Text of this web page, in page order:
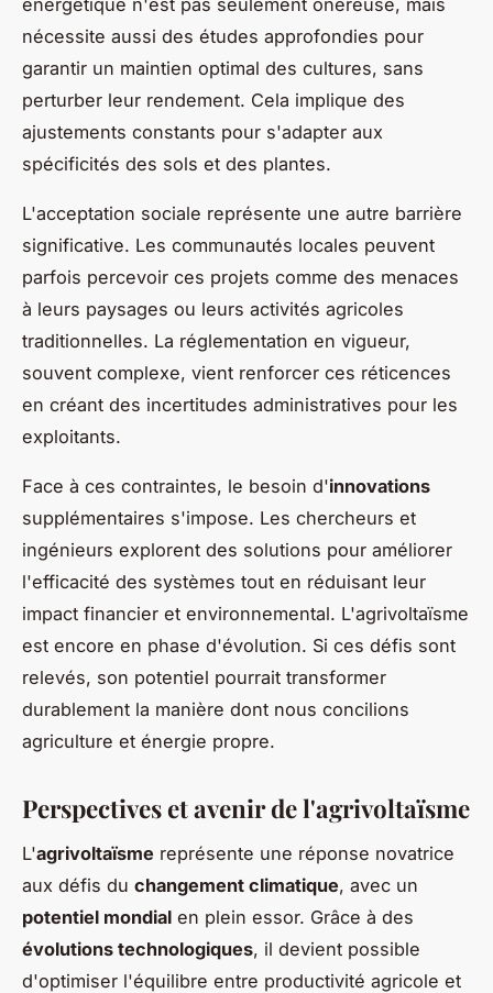
nécessite aussi des études approfondies pour
garantir un maintien optimal des cultures, sans
perturber leur rendement. Cela implique des
ajustements constants pour s'adapter aux
spécificités des sols et des plantes.
L'acceptation sociale représente une autre barrière
significative. Les communautés locales peuvent
parfois percevoir ces projets comme des menaces
à leurs paysages ou leurs activités agricoles
traditionnelles. La réglementation en vigueur,
souvent complexe, vient renforcer ces réticences
en créant des incertitudes administratives pour les
exploitants.
Face à ces contraintes, le besoin d'innovations
supplémentaires s'impose. Les chercheurs et
ingénieurs explorent des solutions pour améliorer
l'efficacité des systèmes tout en réduisant leur
impact financier et environnemental. L'agrivoltaïsme
est encore en phase d'évolution. Si ces défis sont
relevés, son potentiel pourrait transformer
durablement la manière dont nous concilions
agriculture et énergie propre.
Perspectives et avenir de l'agrivoltaïsme
L'agrivoltaïsme représente une réponse novatrice
aux défis du changement climatique, avec un
potentiel mondial en plein essor. Grâce à des
évolutions technologiques, il devient possible
d'optimiser l'équilibre entre productivité agricole et